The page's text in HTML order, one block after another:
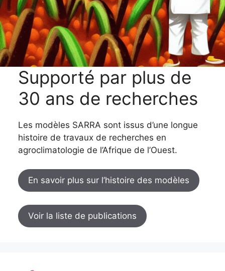
Supporté par plus de
30 ans de recherches
Les modèles SARRA sont issus d’une longue
histoire de travaux de recherches en
agroclimatologie de l’Afrique de l’Ouest.
En savoir plus sur l’histoire des modèles
Voir la liste de publications